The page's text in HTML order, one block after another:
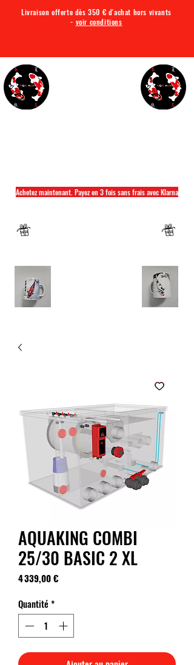
Livraison offerte dès 350 € d'achat hors vivants
- voir conditions
Achetez maintenant. Payez en 3 fois sans frais avec Klarna
AQUAKING COMBI
25/30 BASIC 2 XL
4 339,00 €Prix
Quantité *